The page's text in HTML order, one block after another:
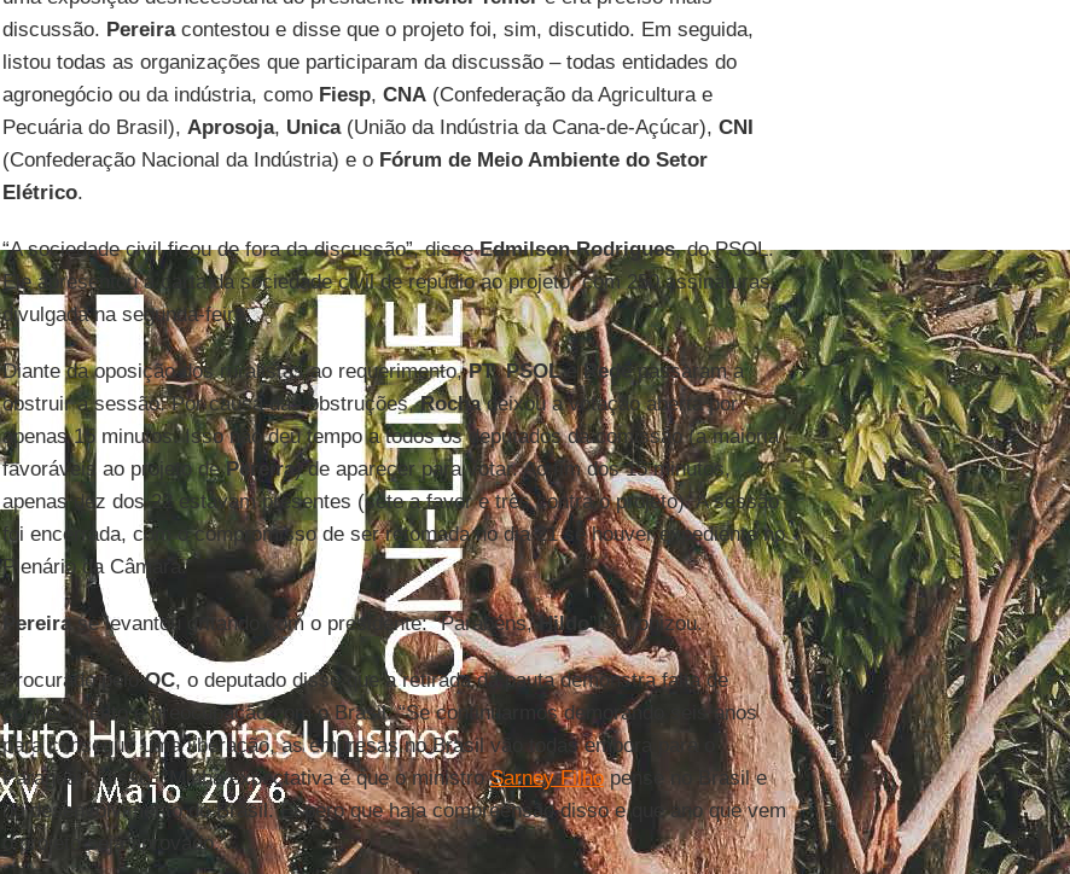
discussão. Pereiracontestou e disse que o projeto foi, sim, discutido. Em seguida,
listou todas as organizações que participaram da discussão – todas entidades do
agronegócio ou da indústria, como Fiesp, CNA(Confederação da Agricultura e
Pecuária do Brasil), Aprosoja, Unica(União da Indústria da Cana-de-Açúcar), CNI
(Confederação Nacional da Indústria) e o Fórum de Meio Ambiente do Setor
Elétrico.
“A sociedade civil ficou de fora da discussão”, disseEdmilson Rodrigues, do PSOL.
Ele apresentou a carta da sociedade civil de repúdio ao projeto, com 250 assinaturas,
divulgada na segunda-feira.
Diante da oposição dos ruralistas ao requerimento,PT,PSOLeRedepassaram a
obstruir a sessão. Por causa das obstruções,Rochadeixou a votação aberta por
apenas 15 minutos. Isso não deu tempo a todos os deputados da comissão (a maioria
favoráveis ao projeto dePereira) de aparecer para votar. Ao fim dos 15 minutos,
apenas dez dos 22 estavam presentes (sete a favor e três contra o projeto). A sessão
foi encerrada, com o compromisso de ser retomada no dia 21 se houver expediente no
Plenário da Câmara.
Pereirase levantou gritando com o presidente: “Parabéns,Hildo”! – ironizou.
Procurado peloOC, o deputado disse que a retirada da pauta demonstra falta de
conhecimento e preocupação com o Brasil: “Se continuarmos demorando seis anos
para conseguir uma liberação, as empresas no Brasil vão todas embora para o
Paraguai”, disse. “Minha expectativa é que o ministroSarney Filhopense no Brasil e
no desenvolvimento do Brasil. Espero que haja compreensão disso e que ano que vem
o projeto seja aprovado.”